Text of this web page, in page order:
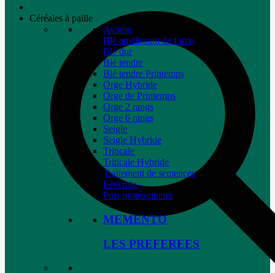
Céréales à paille
Avoine
Blé améliorant de force
Blé dur
Blé tendre
Blé tendre Printemps
Orge Hybride
Orge de Printemps
Orge 2 rangs
Orge 6 rangs
Seigle
Seigle Hybride
Triticale
Triticale Hybride
Traitement de semences
Féverole
Pois protéagineux
MEMENTO
LES PREFEREES